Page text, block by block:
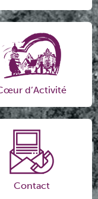
d’Activité
Contact